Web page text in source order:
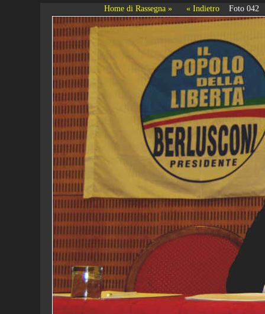
Home di Rassegna » « Indietro Foto 042